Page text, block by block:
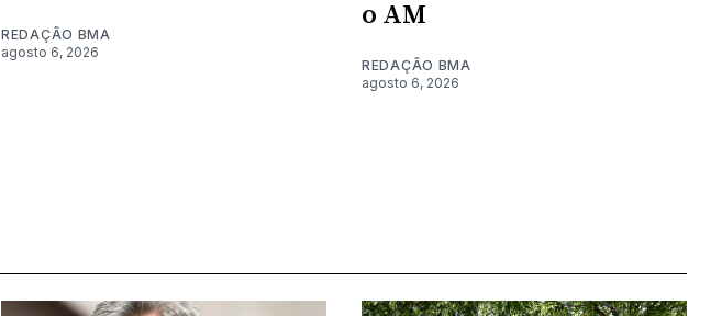
REDAÇÃO BMA
agosto 6, 2026
o AM
REDAÇÃO BMA
agosto 6, 2026